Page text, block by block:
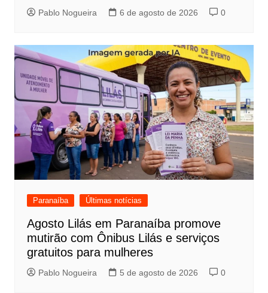
Pablo Nogueira 6 de agosto de 2026 0
Paranaíba Últimas notícias
Agosto Lilás em Paranaíba promove
mutirão com Ônibus Lilás e serviços
gratuitos para mulheres
Pablo Nogueira 5 de agosto de 2026 0